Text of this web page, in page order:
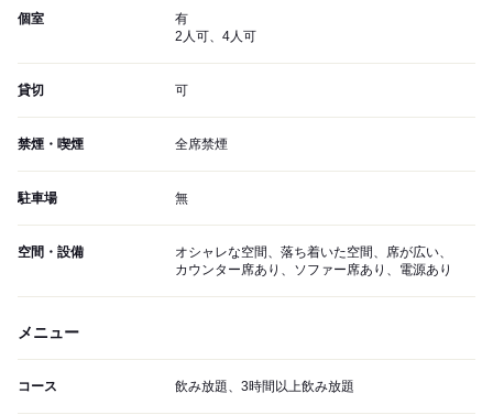
個室
有
2人可、4人可
貸切 可
禁煙・喫煙 全席禁煙
駐車場 無
空間・設備
オシャレな空間、落ち着いた空間、席が広い、
カウンター席あり、ソファー席あり、電源あり
メニュー
コース 飲み放題、3時間以上飲み放題